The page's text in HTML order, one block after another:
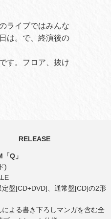
ライブではみんな
は。で、終演後の
す。フロア、抜け
RELEASE
Q」
)
盤[CD+DVD]、通常盤[CD]の2形
よる書き下ろしマンガを含む全